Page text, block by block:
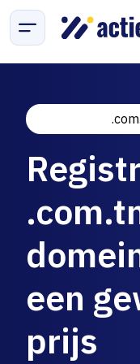
een
prijs